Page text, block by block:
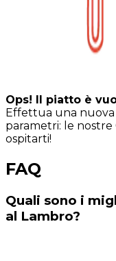
Ops! Il piatto è
Effettua una
parametri: le nostre
ospitarti!
FAQ
Quali sono i
al Lambro?